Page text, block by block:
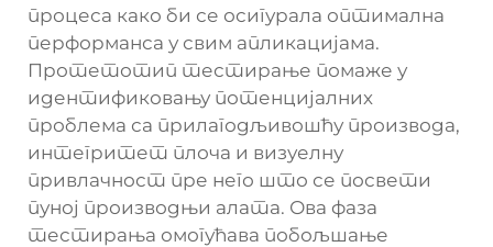
процеса како би се осигурала оптимална
перформанса у свим апликацијама.
Протетотип тестирање помаже у
идентификовању потенцијалних
проблема са прилагодљивошћу производа,
интегритет плоча и визуелну
привлачност пре него што се посвети
пуној производњи алата. Ова фаза
тестирања омогућава побољшање